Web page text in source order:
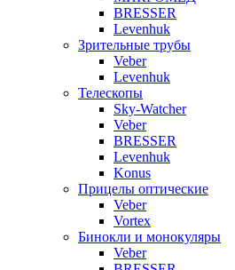
BRESSER
Levenhuk
Зрительные трубы
Veber
Levenhuk
Телескопы
Sky-Watcher
Veber
BRESSER
Levenhuk
Konus
Прицелы оптические
Veber
Vortex
Бинокли и монокуляры
Veber